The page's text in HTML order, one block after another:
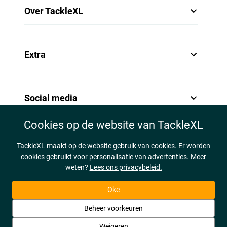
Over TackleXL
Extra
Social media
Cookies op de website van TackleXL
TackleXL maakt op de website gebruik van cookies. Er worden
cookies gebruikt voor personalisatie van advertenties. Meer
weten? Lees ons privacybeleid.
Oke
Beheer voorkeuren